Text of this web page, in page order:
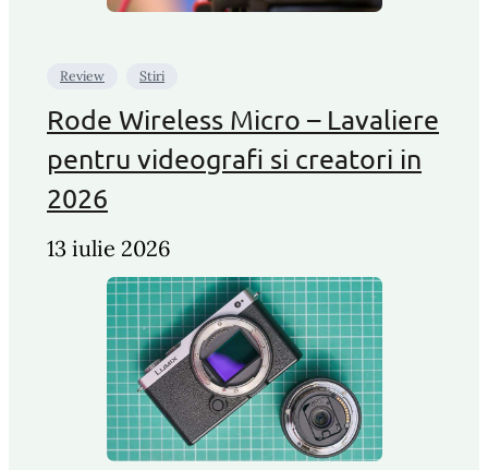
Review Stiri
Rode Wireless Micro – Lavaliere
pentru videografi si creatori in
2026
13 iulie 2026